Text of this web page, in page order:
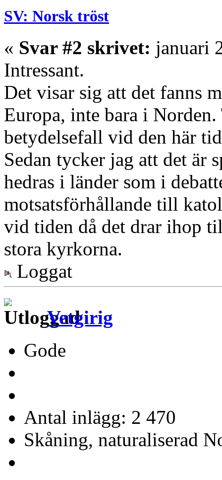
SV: Norsk tröst
« Svar #2 skrivet: januari
Intressant.
Det visar sig att det fanns
Europa, inte bara i
betydelsefall vid den här
Sedan tycker jag att det är
hedras i länder som i
motsatsförhållande till
vid tiden då det drar ihop
stora kyrkorna.
Loggat
Vetgirig
Gode
Antal inlägg: 2 470
Skåning, naturaliserad